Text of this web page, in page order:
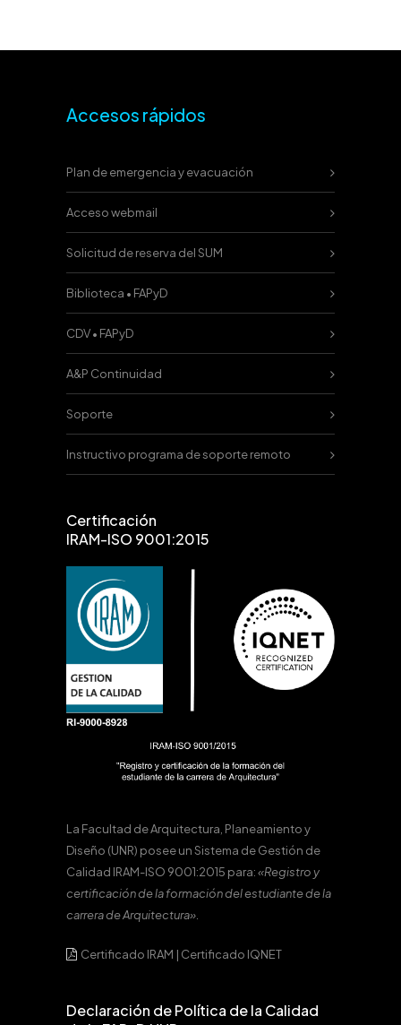
Accesos rápidos
Plan de emergencia y evacuación
Acceso webmail
Solicitud de reserva del SUM
Biblioteca • FAPyD
CDV • FAPyD
A&P Continuidad
Soporte
Instructivo programa de soporte remoto
Certificación
IRAM-ISO 9001:2015
La Facultad de Arquitectura, Planeamiento y
Diseño (UNR) posee un Sistema de Gestión de
Calidad IRAM-ISO 9001:2015 para:«Registro y
certificación de la formación del estudiante de la
carrera de Arquitectura».
Certificado IRAM | Certificado IQNET
Declaración de Política de la Calidad